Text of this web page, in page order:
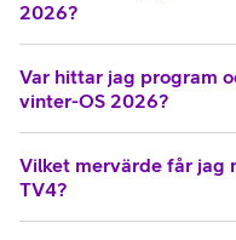
2026?
Var hittar jag program
vinter-OS 2026?
Vilket mervärde får jag
TV4?